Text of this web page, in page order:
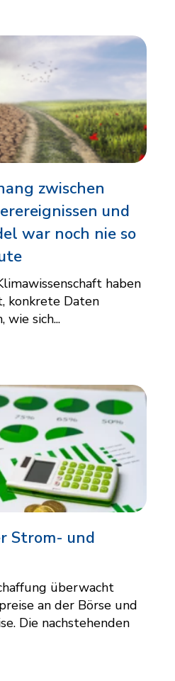
zwischen
und
war noch nie so
haben
konkrete Daten
sich...
Strom- und
überwacht
an der Börse und
Die nachstehenden